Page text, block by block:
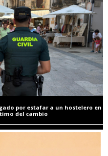
por estafar a un hostelero en
del cambio